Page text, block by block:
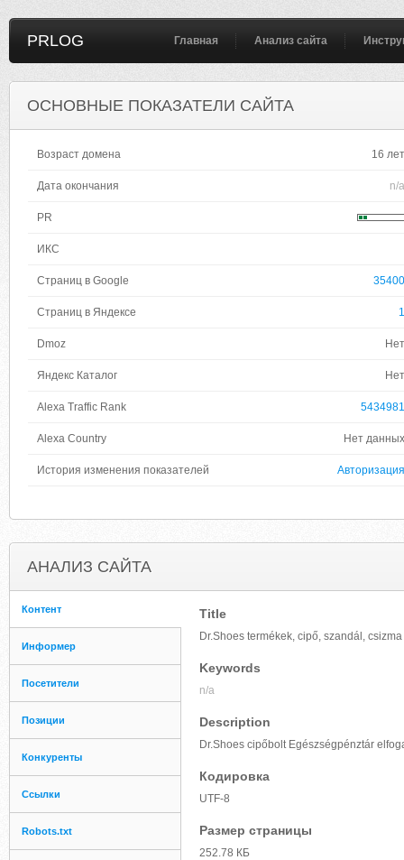
PRLOG Главная Анализ сайта
ОСНОВНЫЕ ПОКАЗАТЕЛИ САЙТА
Возраст домена 16 лет
Дата окончания n/a
PR
ИКС
Страниц в Google 35400
Страниц в Яндексе 1
Dmoz Нет
Яндекс Каталог Нет
Alexa Traffic Rank 5434981
Alexa Country Нет данных
История изменения показателей Авторизация
АНАЛИЗ САЙТА
Контент
Информер
Посетители
Позиции
Конкуренты
Ссылки
Robots.txt
Title
Dr.Shoes termékek, cipő, szandál, csizma
Keywords
n/a
Description
Dr.Shoes cipőbolt Egészségpénztár
Кодировка
UTF-8
Размер страницы
252.78 КБ